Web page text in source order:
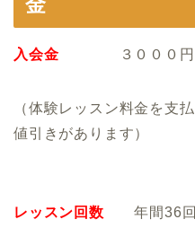
入会金 ３０００円
（体験レッスン料金を支
値引きがあります）
レッスン回数年間36